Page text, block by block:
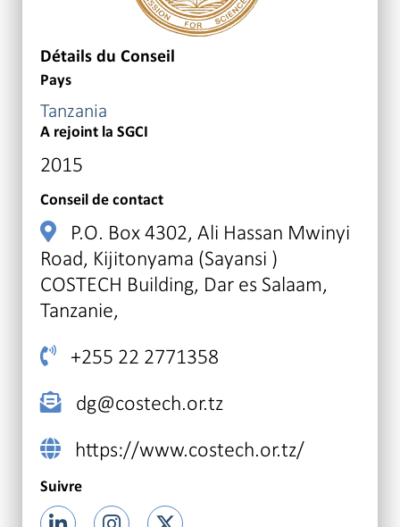
Détails du Conseil
Pays
Tanzania
A rejoint la SGCI
2015
Conseil de contact
P.O. Box 4302, Ali Hassan Mwinyi
Road, Kijitonyama (Sayansi )
COSTECH Building, Dar es Salaam,
Tanzanie,
+255 22 2771358
dg@costech.or.tz
https://www.costech.or.tz/
Suivre